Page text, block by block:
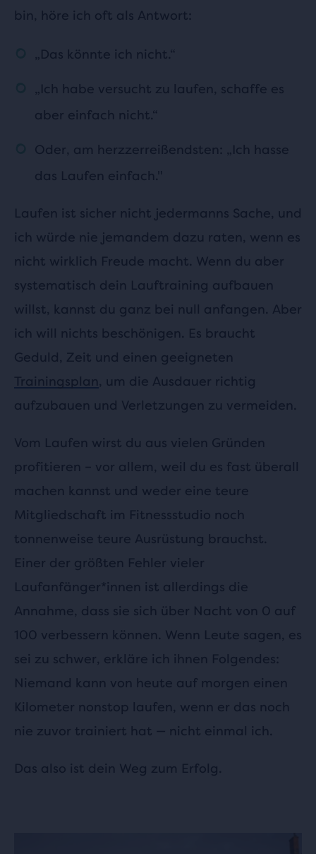
bin, höre ich oft als Antwort:
„Das könnte ich nicht.“
„Ich habe versucht zu laufen, schaffe es
aber einfach nicht.“
Oder, am herzzerreißendsten: „Ich hasse
das Laufen einfach."
Laufen ist sicher nicht jedermanns Sache, und
ich würde nie jemandem dazu raten, wenn es
nicht wirklich Freude macht. Wenn du aber
systematisch dein Lauftraining aufbauen
willst, kannst du ganz bei null anfangen. Aber
ich will nichts beschönigen. Es braucht
Geduld, Zeit und einen geeigneten
Trainingsplan, um die Ausdauer richtig
aufzubauen und Verletzungen zu vermeiden.
Vom Laufen wirst du aus vielen Gründen
profitieren – vor allem, weil du es fast überall
machen kannst und weder eine teure
Mitgliedschaft im Fitnessstudio noch
tonnenweise teure Ausrüstung brauchst.
Einer der größten Fehler vieler
Laufanfänger*innen ist allerdings die
Annahme, dass sie sich über Nacht von 0 auf
100 verbessern können. Wenn Leute sagen, es
sei zu schwer, erkläre ich ihnen Folgendes:
Niemand kann von heute auf morgen einen
Kilometer nonstop laufen, wenn er das noch
nie zuvor trainiert hat — nicht einmal ich.
Das also ist dein Weg zum Erfolg.